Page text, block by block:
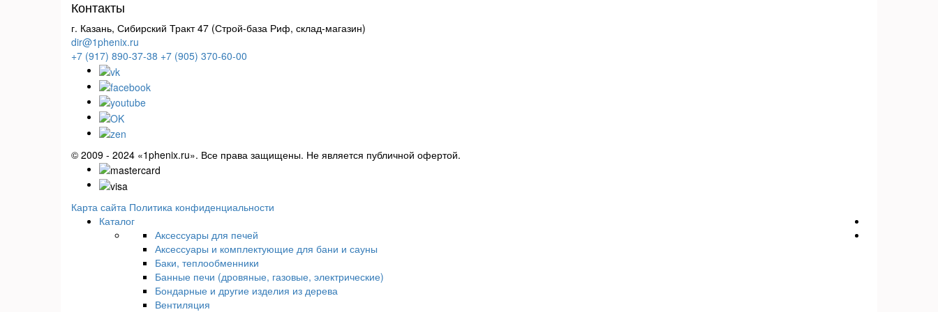
Контакты
г. Казань, Сибирский Тракт 47 (Строй-база Риф, склад-магазин)
dir@1phenix.ru
+7 (917) 890-37-38 +7 (905) 370-60-00
© 2009 - 2024 «1phenix.ru». Все права защищены. Не является публичной офертой.
Карта сайта Политика конфиденциальности
Каталог
Аксессуары для печей
Аксессуары и комплектующие для бани и сауны
Баки, теплообменники
Банные печи (дровяные, газовые, электрические)
Бондарные и другие изделия из дерева
Вентиляция